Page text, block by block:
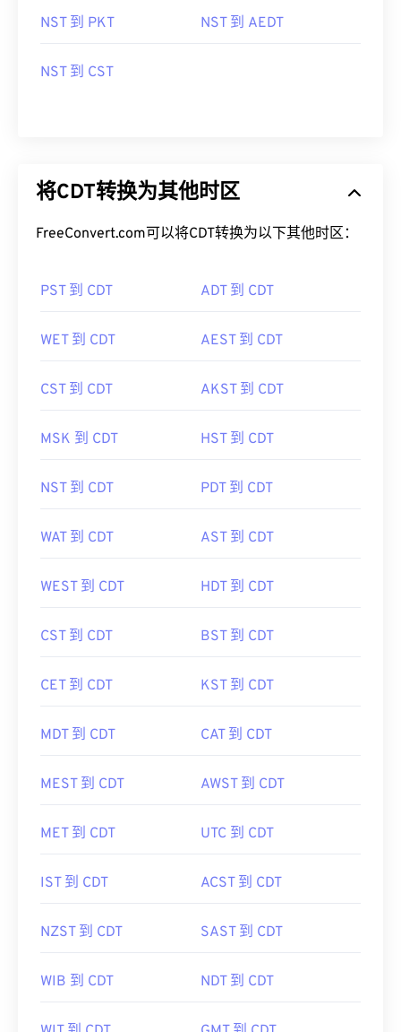
NST 到 PKT NST 到 AEDT
NST 到 CST
将CDT转换为其他时区
FreeConvert.com可以将CDT转换为以下其他时区：
PST 到 CDT ADT 到 CDT
WET 到 CDT AEST 到 CDT
CST 到 CDT AKST 到 CDT
MSK 到 CDT HST 到 CDT
NST 到 CDT PDT 到 CDT
WAT 到 CDT AST 到 CDT
WEST 到 CDT HDT 到 CDT
CST 到 CDT BST 到 CDT
CET 到 CDT KST 到 CDT
MDT 到 CDT CAT 到 CDT
MEST 到 CDT AWST 到 CDT
MET 到 CDT UTC 到 CDT
IST 到 CDT ACST 到 CDT
NZST 到 CDT SAST 到 CDT
WIB 到 CDT NDT 到 CDT